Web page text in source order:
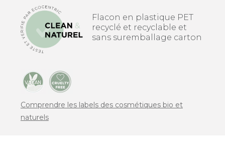
Flacon en plastique PET
recyclé et recyclable et
sans suremballage carton
Comprendre les labels des cosmétiques bio et
naturels